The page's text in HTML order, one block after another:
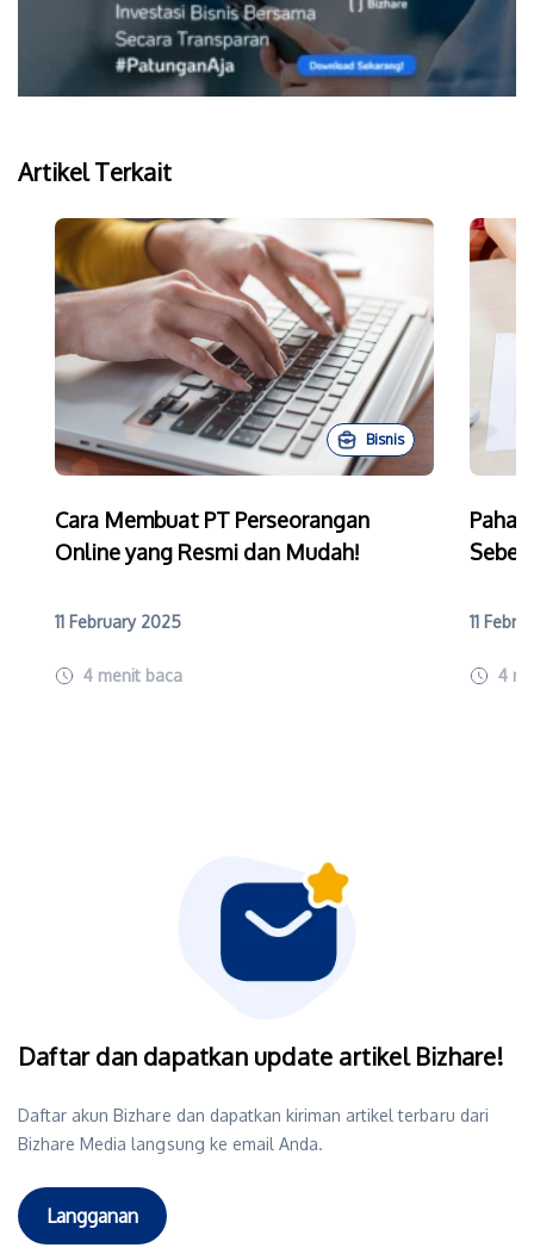
Artikel Terkait
Bisnis
Cara Membuat PT Perseorangan
Online yang Resmi dan Mudah!
11 February 2025
4 menit baca
11
4
Daftar dan dapatkan update artikel Bizhare!
Daftar akun Bizhare dan dapatkan kiriman artikel terbaru dari
Bizhare Media langsung ke email Anda.
Langganan